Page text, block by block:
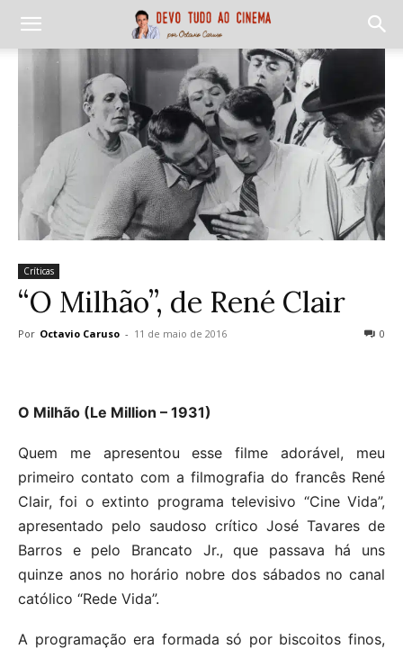
Críticas
“O Milhão”, de René Clair
Por Octavio Caruso - 11 de maio de 2016 0
O Milhão (Le Million – 1931)
Quem me apresentou esse filme adorável, meu
primeiro contato com a filmografia do francês René
Clair, foi o extinto programa televisivo “Cine Vida”,
apresentado pelo saudoso crítico José Tavares de
Barros e pelo Brancato Jr., que passava há uns
quinze anos no horário nobre dos sábados no canal
católico “Rede Vida”.
A programação era formada só por biscoitos finos,